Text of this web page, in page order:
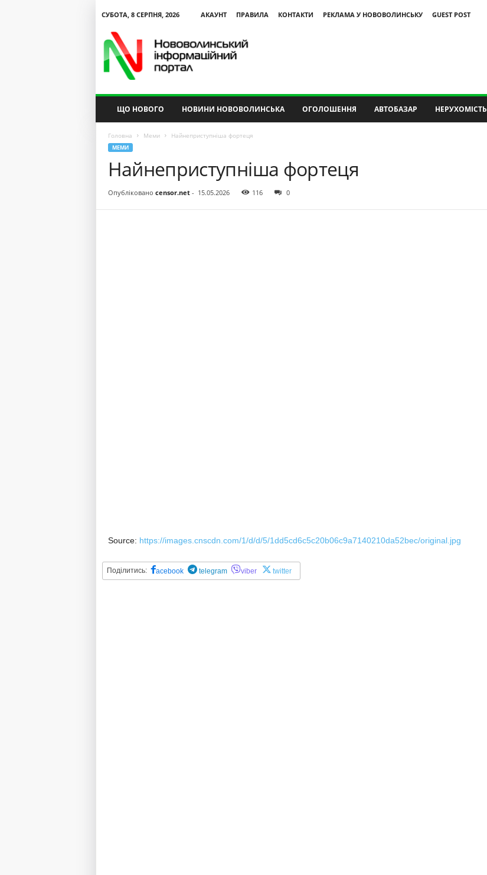
СУБОТА, 8 СЕРПНЯ, 2026 АКАУНТ ПРАВИЛА КОНТАКТИ РЕКЛАМА У НОВОВОЛИНСЬКУ
GUEST POST
ЩО НОВОГО НОВИНИ НОВОВОЛИНСЬКА ОГОЛОШЕННЯ АВТОБАЗАР НЕРУХОМІСТЬ
Головна Меми Найнеприступніша фортеця
МЕМИ
Найнеприступніша фортеця
Опубліковано censor.net- 15.05.2026 116 0
Source: https://images.cnscdn.com/1/d/d/5/1dd5cd6c5c20b06c9a7140210da52bec/original.jpg
Поділитись: acebook telegram viber twitter